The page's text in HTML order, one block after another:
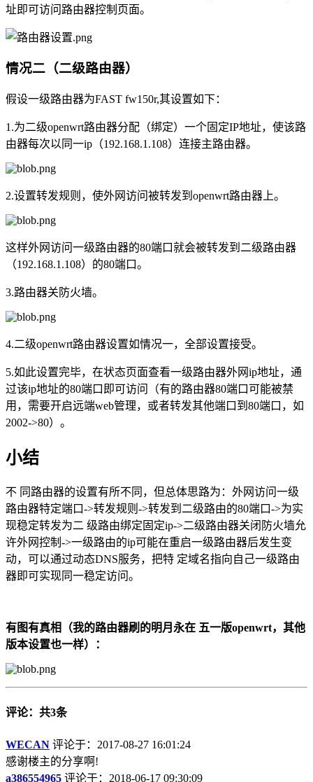
址即可访问路由器控制页面。
情况二（二级路由器）
假设一级路由器为FAST fw150r,其设置如下：
1.为二级openwrt路由器分配（绑定）一个固定IP地址，使该路
由器每次以同一ip（192.168.1.108）连接主路由器。
2.设置转发规则，使外网访问被转发到openwrt路由器上。
这样外网访问一级路由器的80端口就会被转发到二级路由器
（192.168.1.108）的80端口。
3.路由器关防火墙。
4.二级openwrt路由器设置如情况一，全部设置接受。
5.如此设置完毕，在状态页面查看一级路由器外网ip地址，通
过该ip地址的80端口即可访问（有的路由器80端口可能被禁
用，需要开启远端web管理，或者转发其他端口到80端口，如
2002->80）。
小结
不 同路由器的设置有所不同，但总体思路为：外网访问一级
路由器特定端口->转发规则->转发到二级路由的80端口->为实
现稳定转发为二 级路由绑定固定ip->二级路由器关闭防火墙允
许外网控制->一级路由的ip可能在重启一级路由器后发生变
动，可以通过动态DNS服务，把特 定域名指向自己一级路由
器即可实现同一稳定访问。
有图有真相（我的路由器刷的明月永在 五一版openwrt，其他
版本设置也一样）：
评论：共3条
WECAN 评论于：2017-08-27 16:01:24
感谢楼主的分享啊!
a386554965 评论于：2018-06-17 09:30:09